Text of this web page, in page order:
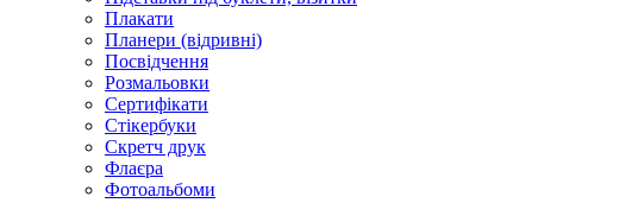
Плакати
Планери (відривні)
Посвідчення
Розмальовки
Сертифікати
Стікербуки
Скретч друк
Флаєра
Фотоальбоми